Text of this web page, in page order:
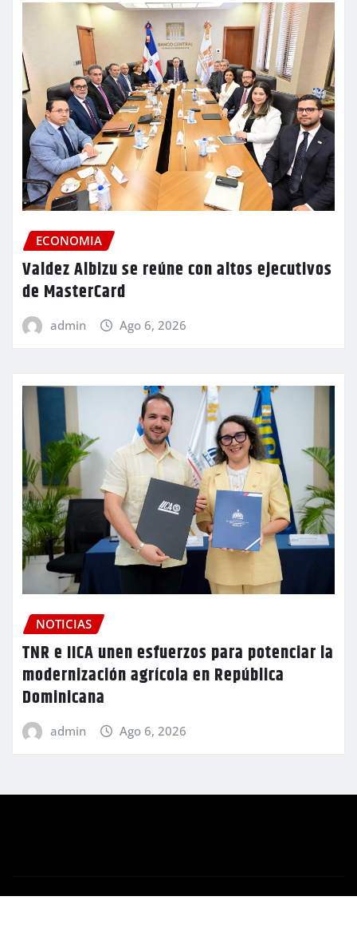
ECONOMIA
Valdez Albizu se reúne con altos ejecutivos
de MasterCard
admin Ago 6, 2026
NOTICIAS
TNR e IICA unen esfuerzos para potenciar la
modernización agrícola en República
Dominicana
admin Ago 6, 2026